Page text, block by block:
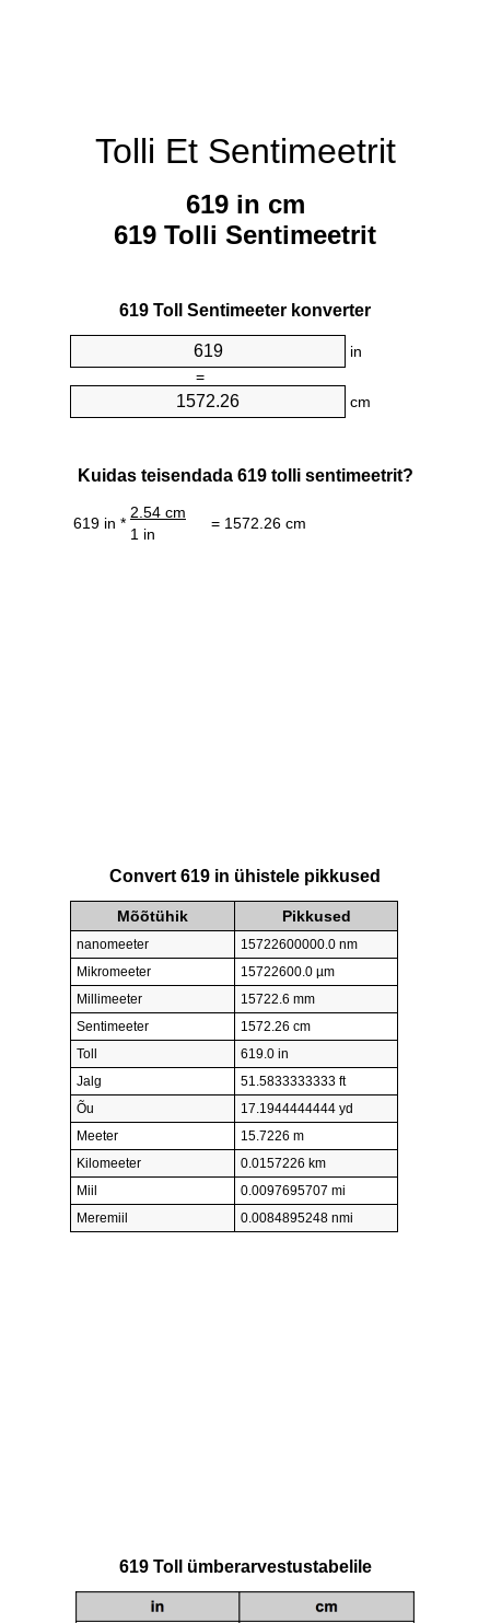
Tolli Et Sentimeetrit
619 in cm
619 Tolli Sentimeetrit
619 Toll Sentimeeter konverter
in
=
cm
Kuidas teisendada 619 tolli sentimeetrit?
619 in *
2.54 cm
= 1572.26 cm
1 in
Convert 619 in ühistele pikkused
Mõõtühik Pikkused
nanomeeter
15722600000.0 nm
Mikromeeter
15722600.0 µm
Millimeeter
15722.6 mm
Sentimeeter
1572.26 cm
Toll
619.0 in
Jalg
51.5833333333 ft
Õu
17.1944444444 yd
Meeter
15.7226 m
Kilomeeter
0.0157226 km
Miil
0.0097695707 mi
Meremiil
0.0084895248 nmi
619 Toll ümberarvestustabelile